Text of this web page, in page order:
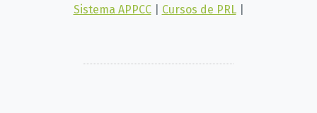
Sistema APPCC
Cursos de PRL